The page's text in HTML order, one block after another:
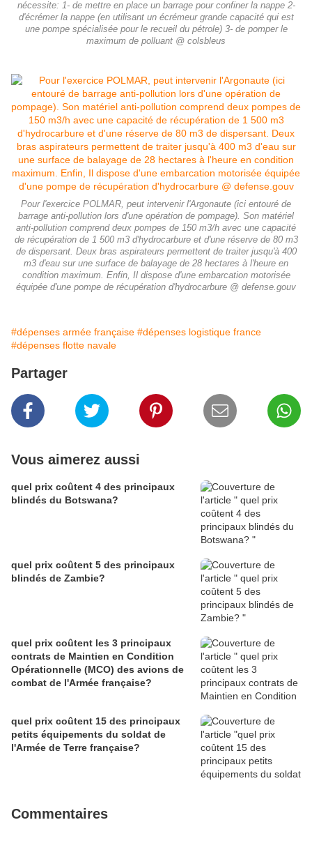
nécessite: 1- de mettre en place un barrage pour confiner la nappe 2-
d'écrémer la nappe (en utilisant un écrémeur grande capacité qui est
une pompe spécialisée pour le recueil du pétrole) 3- de pomper le
maximum de polluant @ colsbleus
Pour l'exercice POLMAR, peut intervenir l'Argonaute (ici entouré de
barrage anti-pollution lors d'une opération de pompage). Son matériel
anti-pollution comprend deux pompes de 150 m3/h avec une capacité
de récupération de 1 500 m3 d'hydrocarbure et d'une réserve de 80 m3
de dispersant. Deux bras aspirateurs permettent de traiter jusqu'à 400
m3 d'eau sur une surface de balayage de 28 hectares à l'heure en
condition maximum. Enfin, Il dispose d'une embarcation motorisée
équipée d'une pompe de récupération d'hydrocarbure @ defense.gouv
#dépenses armée française #dépenses logistique france
#dépenses flotte navale
Partager
Vous aimerez aussi
quel prix coûtent 4 des principaux
blindés du Botswana?
quel prix coûtent 5 des principaux
blindés de Zambie?
quel prix coûtent les 3 principaux
contrats de Maintien en Condition
Opérationnelle (MCO) des avions de
combat de l'Armée française?
quel prix coûtent 15 des principaux
petits équipements du soldat de
l'Armée de Terre française?
Commentaires